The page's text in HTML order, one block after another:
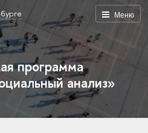
Меню
программа
анализ»